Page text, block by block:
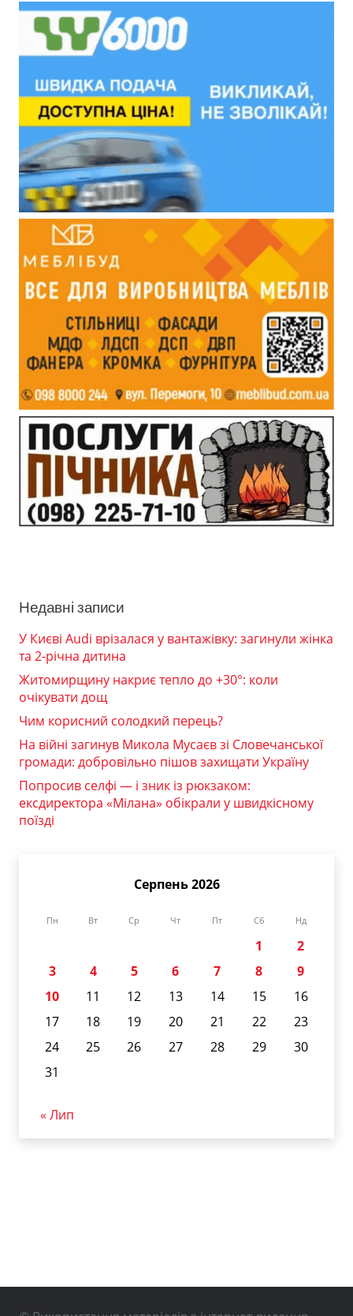
Недавні записи
У Києві Audi врізалася у вантажівку: загинули жінка
та 2-річна дитина
Житомирщину накриє тепло до +30°: коли
очікувати дощ
Чим корисний солодкий перець?
На війні загинув Микола Мусаєв зі Словечанської
громади: добровільно пішов захищати Україну
Попросив селфі — і зник із рюкзаком:
ексдиректора «Мілана» обікрали у швидкісному
поїзді
Серпень 2026
Пн Вт Ср Чт Пт Сб Нд
1
2
3
4 5 6 7 8
9
10
11 12 13 14 15
16
17
18 19 20 21 22
23
24
25 26 27 28 29
30
31
« Лип